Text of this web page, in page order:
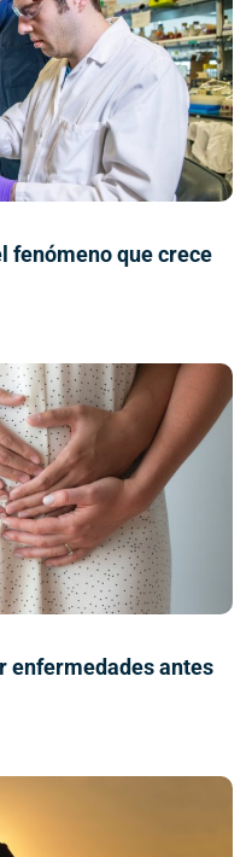
fenómeno que crece
enfermedades antes